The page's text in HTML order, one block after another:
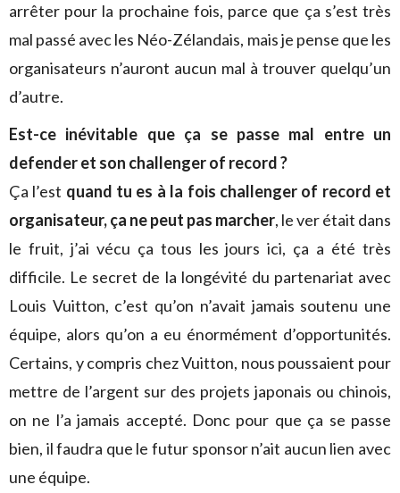
arrêter pour la prochaine fois, parce que ça s’est très
mal passé avec les Néo-Zélandais, mais je pense que les
organisateurs n’auront aucun mal à trouver quelqu’un
d’autre.
Est-ce inévitable que ça se passe mal entre un
defender et son challenger of record ?
Ça l’est quand tu es à la fois challenger of record et
organisateur, ça ne peut pas marcher, le ver était dans
le fruit, j’ai vécu ça tous les jours ici, ça a été très
difficile. Le secret de la longévité du partenariat avec
Louis Vuitton, c’est qu’on n’avait jamais soutenu une
équipe, alors qu’on a eu énormément d’opportunités.
Certains, y compris chez Vuitton, nous poussaient pour
mettre de l’argent sur des projets japonais ou chinois,
on ne l’a jamais accepté. Donc pour que ça se passe
bien, il faudra que le futur sponsor n’ait aucun lien avec
une équipe.